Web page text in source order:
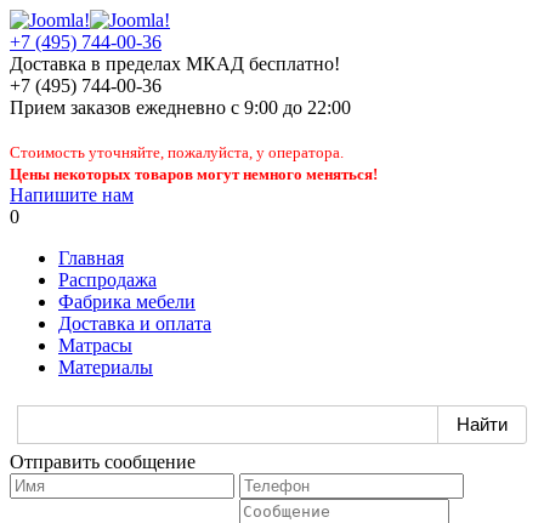
+7 (495) 744-00-36
Доставка в пределах МКАД бесплатно!
+7 (495) 744-00-36
Прием заказов ежедневно с 9:00 до 22:00
Стоимость уточняйте, пожалуйста, у оператора.
Цены некоторых товаров могут немного меняться!
Напишите нам
0
Главная
Распродажа
Фабрика мебели
Доставка и оплата
Матрасы
Материалы
Отправить сообщение